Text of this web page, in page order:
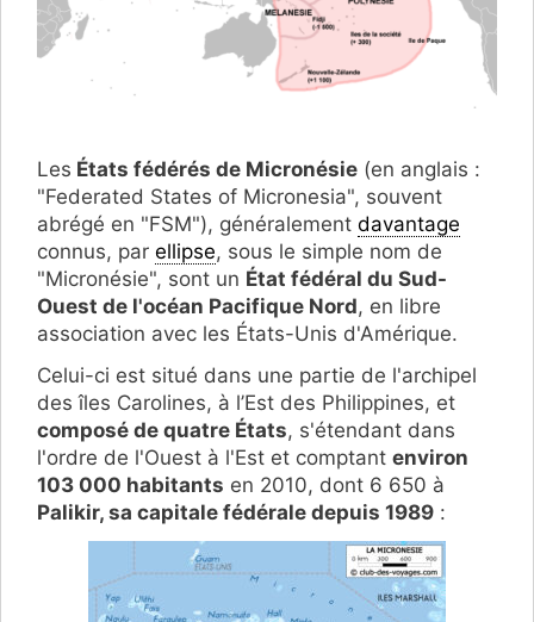
Les États fédérés de Micronésie (en anglais :
"Federated States of Micronesia", souvent
abrégé en "FSM"), généralement davantage
connus, par ellipse, sous le simple nom de
"Micronésie", sont un État fédéral du Sud-
Ouest de l'océan Pacifique Nord, en libre
association avec les États-Unis d'Amérique.
Celui-ci est situé dans une partie de l'archipel
des îles Carolines, à l’Est des Philippines, et
composé de quatre États, s'étendant dans
l'ordre de l'Ouest à l'Est et comptant environ
103 000 habitants en 2010, dont 6 650 à
Palikir, sa capitale fédérale depuis 1989 :